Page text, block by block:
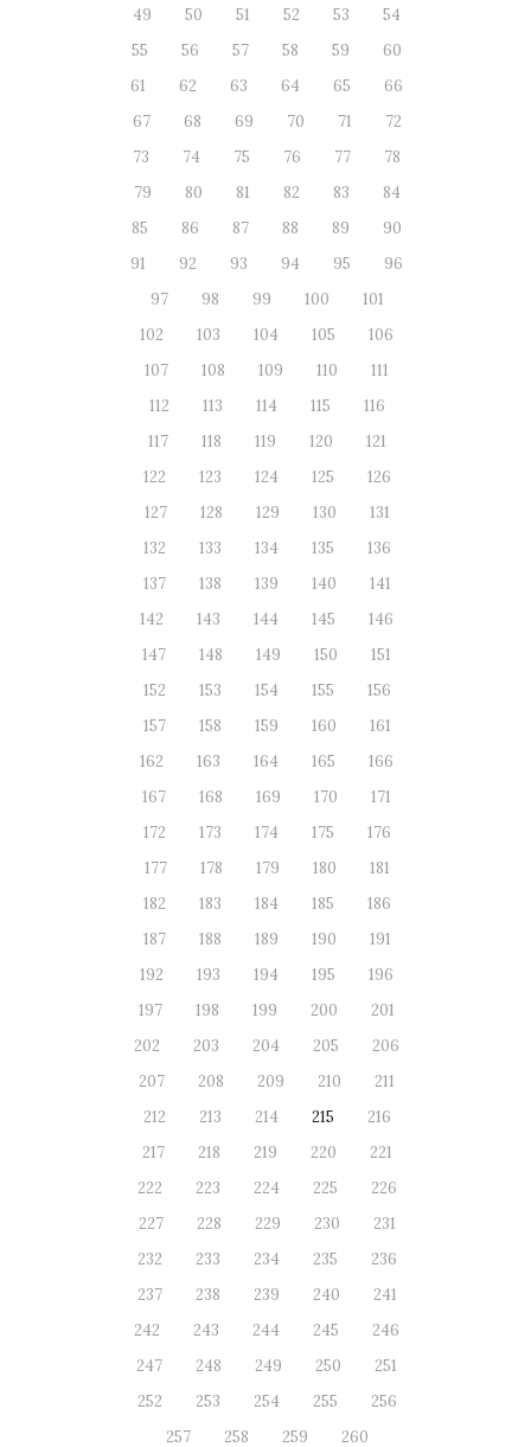
49
50 51 52 53
54
55
56 57 58 59
60
61
62 63 64 65
66
67
68 69 70 71
72
73
74 75 76 77
78
79
80 81 82 83
84
85
86 87 88 89
90
91
92 93 94 95
96
97
98 99 100
101
102
103 104 105
106
107
108 109 110
111
112
113 114 115
116
117
118 119 120
121
122
123 124 125
126
127
128 129 130
131
132
133 134 135
136
137
138 139 140
141
142
143 144 145
146
147
148 149 150
151
152
153 154 155
156
157
158 159 160
161
162
163 164 165
166
167
168 169 170
171
172
173 174 175
176
177
178 179 180
181
182
183 184 185
186
187
188 189 190
191
192
193 194 195
196
197
198 199 200
201
202
203 204 205
206
207
208 209 210
211
212
213 214 215
216
217
218 219 220
221
222
223 224 225
226
227
228 229 230
231
232
233 234 235
236
237
238 239 240
241
242
243 244 245
246
247
248 249 250
251
252
253 254 255
256
257
258 259 260